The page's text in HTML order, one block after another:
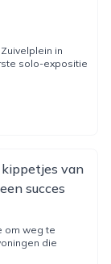
in
solo-expositie
kippetjes van
succes
om weg te
die